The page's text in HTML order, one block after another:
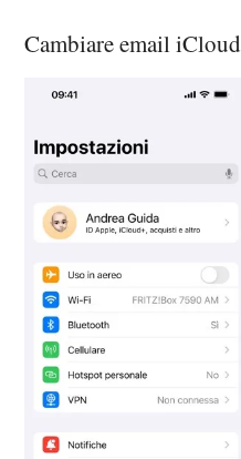
Cambiare email